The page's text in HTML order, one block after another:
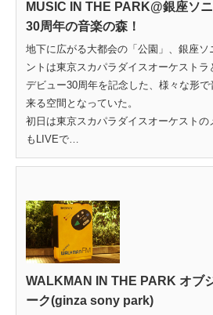
MUSIC IN THE PARK@銀座ソ
30周年の音楽の森！
地下に広がる大都会の「公園」、銀座
ントは東京スカパラダイスオーケストラ
デビュー30周年を記念した、様々な形
来る空間となっていた。
初日は東京スカパラダイスオーケストの
もLIVEで…
WALKMAN IN THE PARK オブ
ーク(ginza sony park)